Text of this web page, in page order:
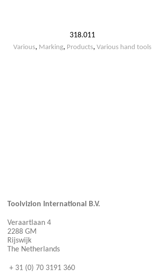
318.011
Various, Marking, Products, Various hand tools
Toolvizion International B.V.
Veraartlaan 4
2288 GM
Rijswijk
The Netherlands
+ 31 (0) 70 3191 360